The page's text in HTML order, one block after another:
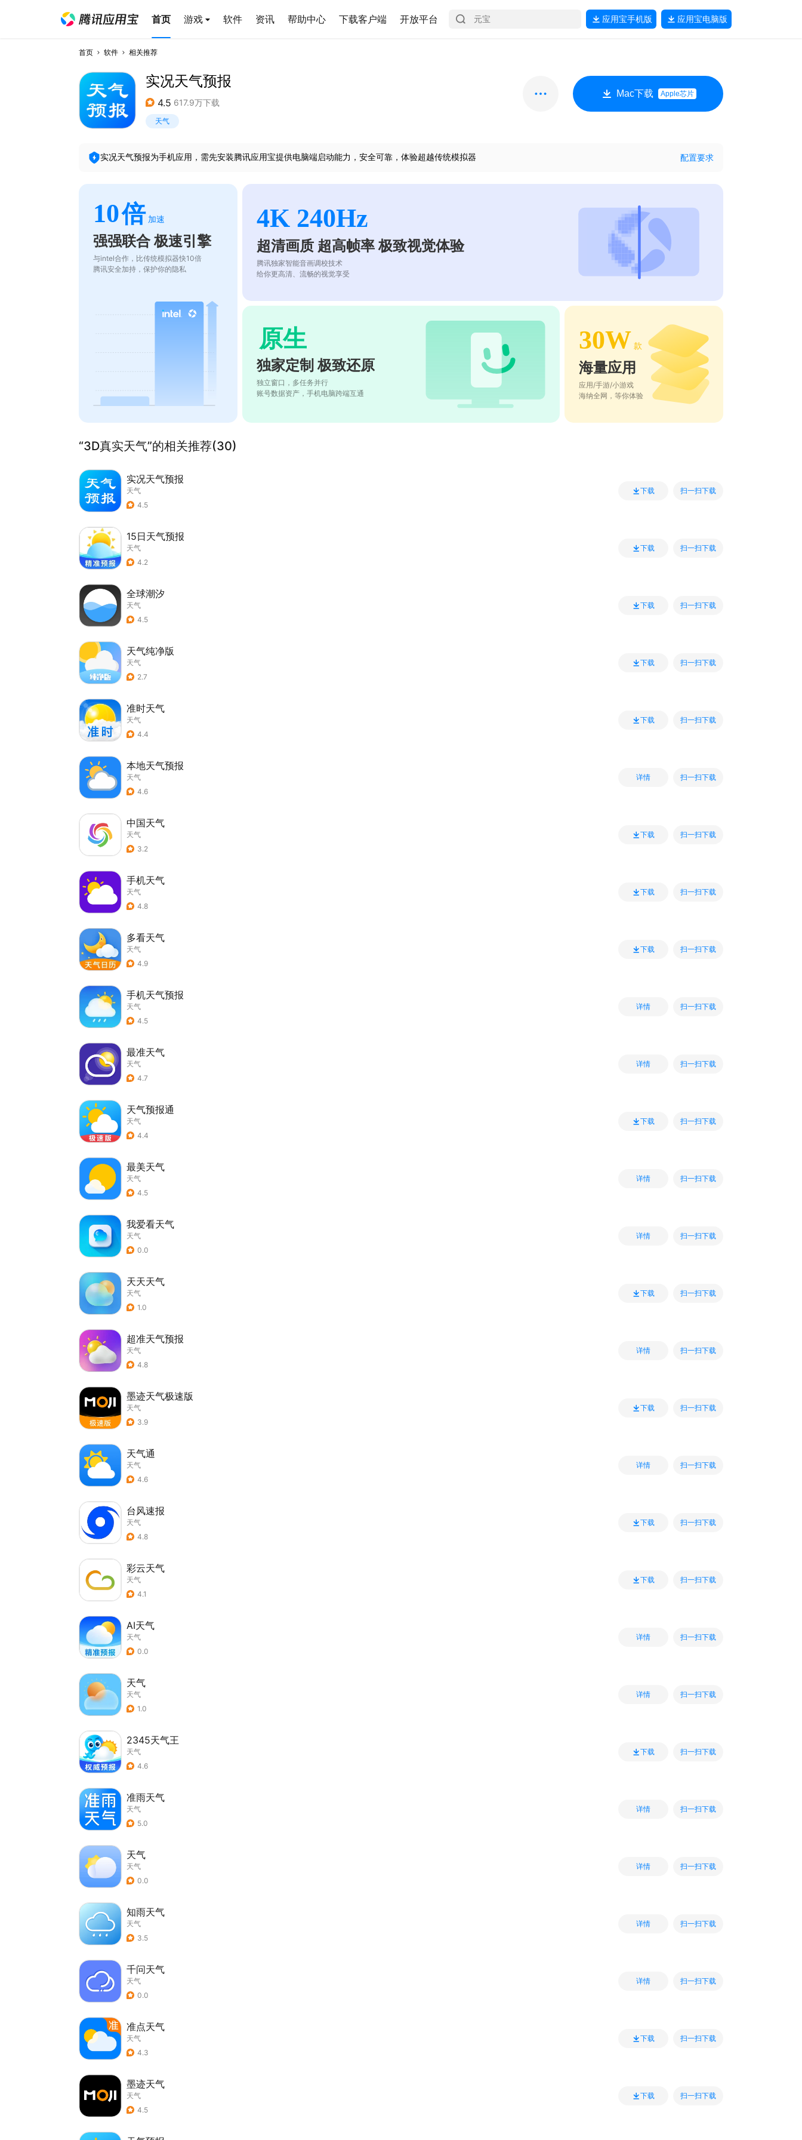
首页 游戏 软件 资讯 帮助中心 下载客户端 开放平台 应用宝手机版 应用宝电脑版
首页 软件 相关推荐
实况天气预报
4.5 617.9万下载
天气
Mac下载 Apple芯片
实况天气预报为手机应用，需先安装腾讯应用宝提供电脑端启动能力，安全可靠，体验超越传统模拟器 配置要求
10倍 加速
强强联合 极速引擎
与intel合作，比传统模拟器快10倍
腾讯安全加持，保护你的隐私
4K 240Hz
超清画质 超高帧率 极致视觉体验
腾讯独家智能音画调校技术
给你更高清、流畅的视觉享受
原生
独家定制 极致还原
独立窗口，多任务并行
账号数据资产，手机电脑跨端互通
30W 款
海量应用
应用/手游/小游戏
海纳全网，等你体验
“3D真实天气”的相关推荐(30)
实况天气预报
天气
4.5
下载 扫一扫下载
15日天气预报
天气
4.2
下载 扫一扫下载
全球潮汐
天气
4.5
下载 扫一扫下载
天气纯净版
天气
2.7
下载 扫一扫下载
准时天气
天气
4.4
下载 扫一扫下载
本地天气预报
天气
4.6
详情 扫一扫下载
中国天气
天气
3.2
下载 扫一扫下载
手机天气
天气
4.8
下载 扫一扫下载
多看天气
天气
4.9
下载 扫一扫下载
手机天气预报
天气
4.5
详情 扫一扫下载
最准天气
天气
4.7
详情 扫一扫下载
天气预报通
天气
4.4
下载 扫一扫下载
最美天气
天气
4.5
详情 扫一扫下载
我爱看天气
天气
0.0
详情 扫一扫下载
天天天气
天气
1.0
下载 扫一扫下载
超准天气预报
天气
4.8
详情 扫一扫下载
墨迹天气极速版
天气
3.9
下载 扫一扫下载
天气通
天气
4.6
详情 扫一扫下载
台风速报
天气
4.8
下载 扫一扫下载
彩云天气
天气
4.1
下载 扫一扫下载
AI天气
天气
0.0
详情 扫一扫下载
天气
天气
1.0
详情 扫一扫下载
2345天气王
天气
4.6
下载 扫一扫下载
准雨天气
天气
5.0
详情 扫一扫下载
天气
天气
0.0
详情 扫一扫下载
知雨天气
天气
3.5
详情 扫一扫下载
千问天气
天气
0.0
详情 扫一扫下载
准点天气
天气
4.3
下载 扫一扫下载
墨迹天气
天气
4.5
下载 扫一扫下载